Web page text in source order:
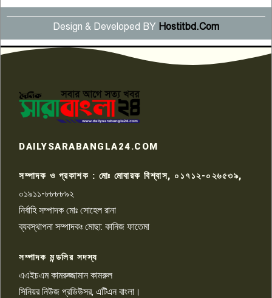
৬
সংবাদ সম্মেলনে অভিযোগ অস্বীকার
উদ্দেশ্য প্রণোদিত সংবাদ প্রকাশের
প্রতিবাদ নাজির হাসানের
৭
কেটে ঘরে ঢুকে স্কুল শিক্ষিকাকে হত্যা
টয়লেটের ট্যাংকি থেকে লাশ উদ্ধার
রাজশাহীতে সন্ত্রাসী হামলায় গুরুতর
৯
চাঁদাবাজি ও হয়রানির অভিযোগ
১০
Design & Developed BY Hostitbd.Com
DAILYSARABANGLA24.COM
সম্পাদক ও প্রকাশক : মোঃ মোবারক বিশ্বাস, ০১৭১২-০২৬৫৩৯,
০১৯১১-৮৮৮৮৯২
নির্বাহি সম্পাদক মোঃ সোহেল রানা
ব্যবস্থাপনা সম্পাদকঃ মোছা: কানিজ ফাতেমা
সম্পাদক মন্ডলির সদস্য
এএইচএম কামরুজ্জামান কামরুল
সিনিয়র নিউজ প্রডিউসর, এটিএন বাংলা।